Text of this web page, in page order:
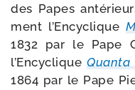
des Papes
ment l’Encyclique
1832 par le Pape
l’Encyclique Quanta
1864 par le Pape